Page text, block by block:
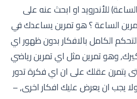
للأندرويد او ابحث عنه على
الساعة ؟ هو تمرين يساعدك في
الكامل بالافكار بدون ظهور اي
وهو تمرين مثل اي تمرين رياضي
يتمرن عقلك على ان اي فكرة تدور
يجب ان يعرض عليك افكار اخرى, –